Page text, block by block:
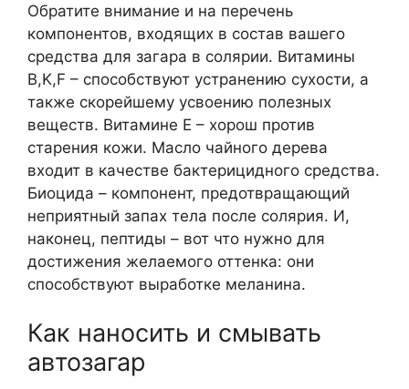
Обратите внимание и на перечень
компонентов, входящих в состав вашего
средства для загара в солярии. Витамины
B,K,F – способствуют устранению сухости, а
также скорейшему усвоению полезных
веществ. Витамине Е – хорош против
старения кожи. Масло чайного дерева
входит в качестве бактерицидного средства.
Биоцида – компонент, предотвращающий
неприятный запах тела после солярия. И,
наконец, пептиды – вот что нужно для
достижения желаемого оттенка: они
способствуют выработке меланина.
Как наносить и смывать
автозагар